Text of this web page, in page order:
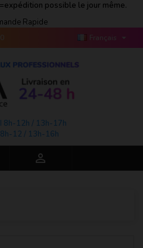
possible le jour même.
Rapide
Français 
8h-12h / 13h-17h
8h-12 / 13h-16h
